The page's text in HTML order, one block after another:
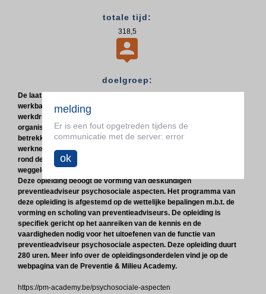
totale tijd:
318,5

doelgroep:
De laatste jaren zijn thema's als langer aan het werk blijven,
werkbaar werk, pesten en agressie op het werk, (te) hoge
werkdruk, burn-out en bore-out brandend actueel. Alle
organisaties worden geconfronteerd met uitdagingen die
betrekking hebben op het psychosociaal welzijn van hun
werknemers. Een cruciale rol om ondernemingen in hun beleid
rond dergelijke thema's te adviseren en te ondersteunen is
weggelegd voor de preventieadviseur psychosociale aspecten.
Deze opleiding beoogt de vorming van deskundigen
preventieadviseur psychosociale aspecten. Het programma van
deze opleiding is afgestemd op de wettelijke bepalingen m.b.t. de
vorming en scholing van preventieadviseurs. De opleiding is
specifiek gericht op het aanreiken van de kennis en de
vaardigheden nodig voor het uitoefenen van de functie van
preventieadviseur psychosociale aspecten. Deze opleiding duurt
280 uren. Meer info over de opleidingsonderdelen vind je op de
webpagina van de Preventie & Milieu Academy.
https://pm-academy.be/psychosociale-aspecten
melding
Er is een fout opgetreden tijdens de
communicatie met de server: error
ok